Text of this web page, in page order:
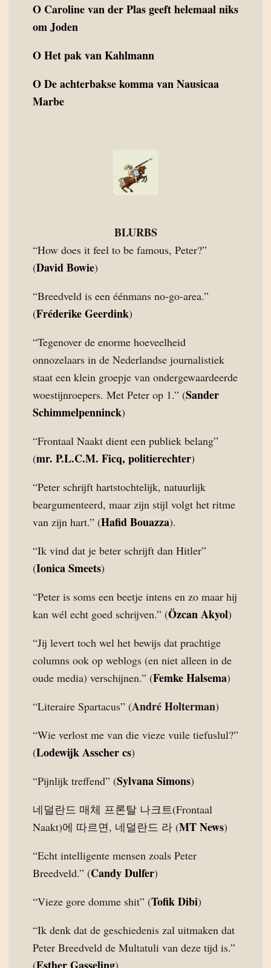
O Caroline van der Plas geeft helemaal niks
om Joden
OHet pak van Kahlmann
ODe achterbakse komma van Nausicaa
Marbe
BLURBS
“How does it feel to be famous, Peter?”
(David Bowie)
“Breedveld is een éénmans no-go-area.”
(Fréderike Geerdink)
“Tegenover de enorme hoeveelheid
onnozelaars in de Nederlandse journalistiek
staat een klein groepje van ondergewaardeerde
woestijnroepers. Met Peter op 1.” (Sander
Schimmelpenninck)
“Frontaal Naakt dient een publiek belang”
(mr. P.L.C.M. Ficq, politierechter)
“Peter schrijft hartstochtelijk, natuurlijk
beargumenteerd, maar zijn stijl volgt het ritme
van zijn hart.” (Hafid Bouazza).
“Ik vind dat je beter schrijft dan Hitler”
(Ionica Smeets)
“Peter is soms een beetje intens en zo maar hij
kan wél echt goed schrijven.” (Özcan Akyol)
“Jij levert toch wel het bewijs dat prachtige
columns ook op weblogs (en niet alleen in de
oude media) verschijnen.” (Femke Halsema)
“Literaire Spartacus” (André Holterman)
“Wie verlost me van die vieze vuile tiefuslul?”
(Lodewijk Asscher cs)
“Pijnlijk treffend” (Sylvana Simons)
네덜란드 매체 프론탈 나크트(Frontaal
Naakt)에 따르면, 네덜란드 라 (MT News)
“Echt intelligente mensen zoals Peter
Breedveld.” (Candy Dulfer)
“Vieze gore domme shit” (Tofik Dibi)
“Ik denk dat de geschiedenis zal uitmaken dat
Peter Breedveld de Multatuli van deze tijd is.”
(
)